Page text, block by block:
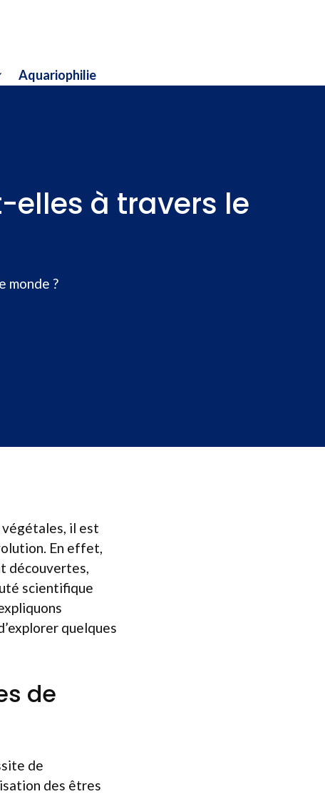
Aquariophilie
elles à travers le
monde ?
végétales, il est
En effet,
découvertes,
scientifique
quelques
de
de
des êtres